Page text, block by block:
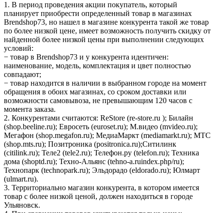
1. В период проведения акции покупатель, который
планирует приобрести определенный товар в магазинах
Brendshop73, но нашел в магазине конкурента такой же товар
по более низкой цене, имеет возможность получить скидку от
найденной более низкой цены при выполнении следующих
условий:
− товар в Brendshop73 и у конкурента идентичен:
наименование, модель, комплектация и цвет полностью
совпадают;
− товар находится в наличии в выбранном городе на момент
обращения в обоих магазинах, со сроком доставки или
возможности самовывоза, не превышающим 120 часов с
момента заказа.
2. Конкурентами считаются: ReStore (re-store.ru ); Билайн
(shop.beeline.ru); Евросеть (euroset.ru); М.видео (mvideo.ru);
Мегафон (shop.megafon.ru); МедиаМаркт (mediamarkt.ru); МТС
(shop.mts.ru); Позитроника (positronica.ru);Ситилинк
(citilink.ru); Теле2 (tele2.ru); Телефон.ру (telefon.ru); Техника
дома (shoptd.ru); Техно-Альянс (tehno-a.ruindex.php/ru);
Технопарк (technopark.ru); Эльдорадо (eldorado.ru); Юлмарт
(ulmart.ru).
3. Территориально магазин конкурента, в котором имеется
товар с более низкой ценой, должен находиться в городе
Ульяновск.